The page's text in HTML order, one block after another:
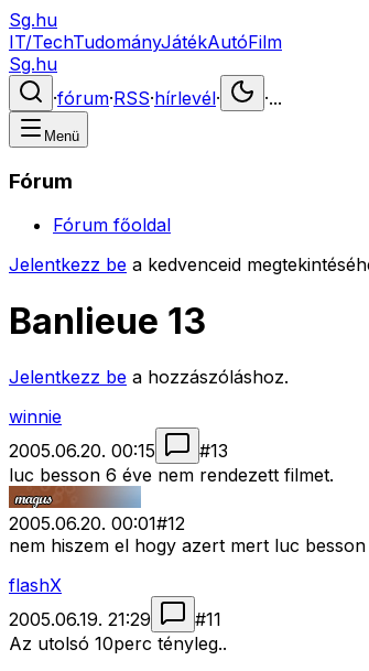
Sg.hu
IT/TechTudományJátékAutóFilm
Sg.hu
·fórum·RSS·hírlevél· ·...
Menü
Fórum
Fórum főoldal
Jelentkezz be a kedvenceid
Banlieue 13
Jelentkezz be a hozzászóláshoz.
winnie
2005.06.20. 00:15
#13
luc besson 6 éve nem rendezett filmet.
2005.06.20. 00:01#12
nem hiszem el hogy azert mert luc
flashX
2005.06.19. 21:29
#11
Az utolsó 10perc tényleg..